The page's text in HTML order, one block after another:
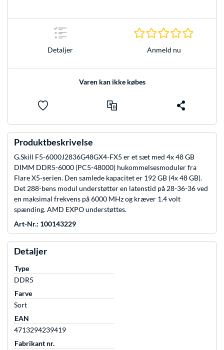
Detaljer Anmeld nu
Varen kan ikke købes
Produktbeskrivelse
G.Skill F5-6000J2836G48GX4-FX5 er et sæt med 4x 48 GB
DIMM DDR5-6000 (PC5-48000) hukommelsesmoduler fra
Flare X5-serien. Den samlede kapacitet er 192 GB (4x 48 GB).
Det 288-bens modul understøtter en latenstid på 28-36-36 ved
en maksimal frekvens på 6000 MHz og kræver 1.4 volt
spænding. AMD EXPO understøttes.
Art-Nr.: 100143229
Detaljer
Type
DDR5
Farve
Sort
EAN
4713294239419
Fabrikant nr.